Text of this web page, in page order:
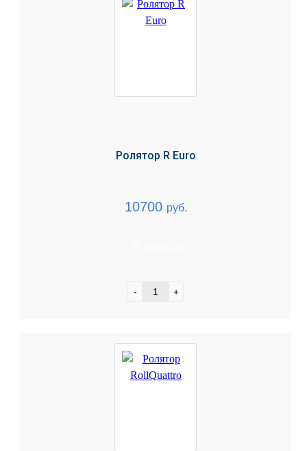
Ролятор R Euro
10700 руб.
- +